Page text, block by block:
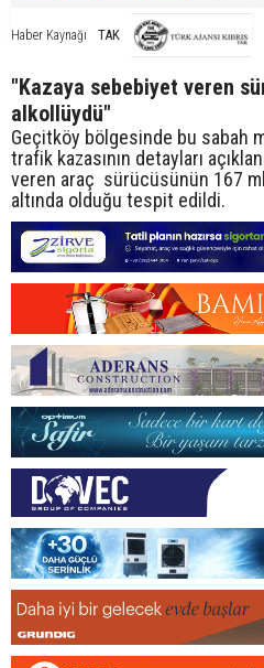
Haber Kaynağı TAK
"Kazaya sebebiyet veren
alkollüydü"
Geçitköy bölgesinde bu sabah
trafik kazasının detayları
veren araç sürücüsünün 167
altında olduğu tespit